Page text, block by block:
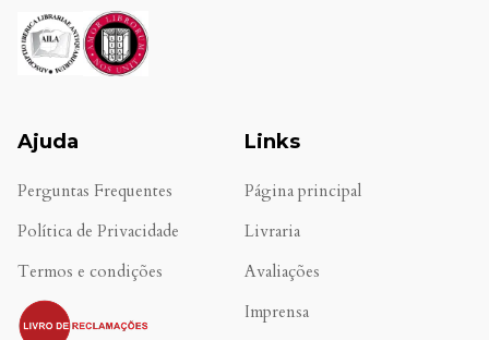
Ajuda
Perguntas Frequentes
Política de Privacidade
Termos e condições
.
Links
Página principal
Livraria
Avaliações
Imprensa